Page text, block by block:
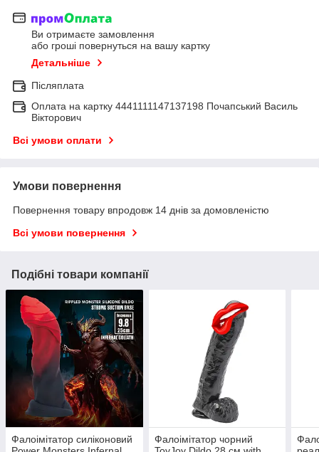
Ви отримаєте замовлення
або гроші повернуться на вашу картку
Детальніше
Післяплата
Оплата на картку 4441111147137198 Почапський Василь
Вікторович
Всі умови оплати
Умови повернення
Повернення товару впродовж 14 днів за домовленістю
Всі умови повернення
Подібні товари компанії
Фалоімітатор силіконовий
Фалоімітатор чорний